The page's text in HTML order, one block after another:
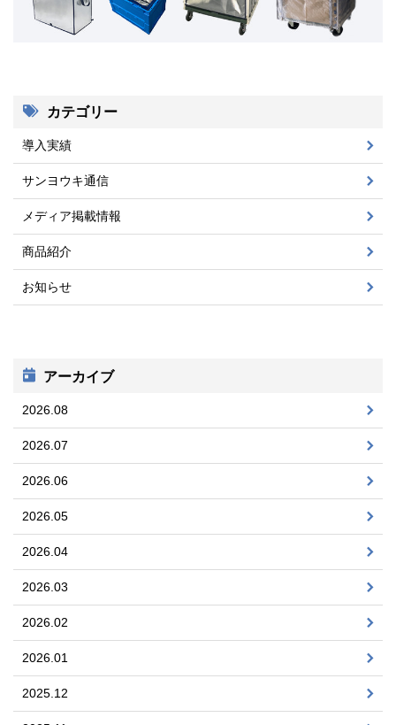
カテゴリー
導入実績
サンヨウキ通信
メディア掲載情報
商品紹介
お知らせ
アーカイブ
2026.08
2026.07
2026.06
2026.05
2026.04
2026.03
2026.02
2026.01
2025.12